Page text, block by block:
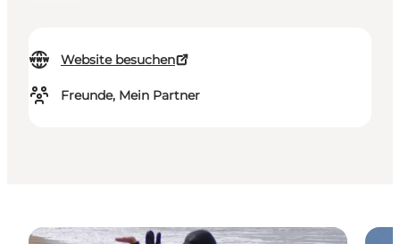
Website besuchen
Freunde, Mein Partner